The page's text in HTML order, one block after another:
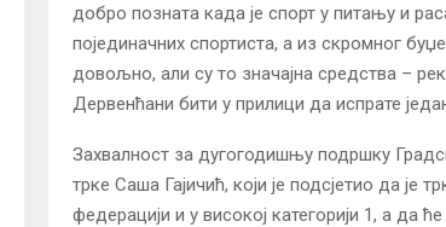
добро позната када је спорт у питању и
појединачних спортиста, а из скромног
довољно, али су то значајна средства –
Дервенћани бити у прилици да испрате
Захвалност за дугогодишњу подршку
трке Саша Гајичић, који је подсјетио да је
федерацији и у високој категорији 1, а да